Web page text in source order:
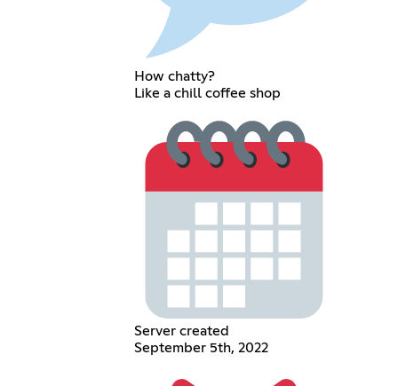
How chatty?
Like a chill coffee shop
Server created
September 5th, 2022